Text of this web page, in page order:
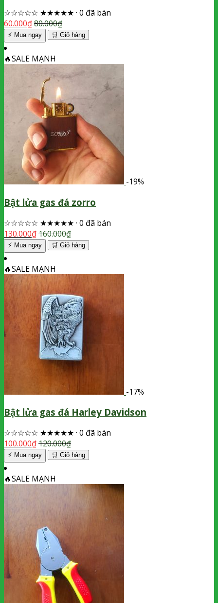
☆☆☆☆☆ ★★★★★ · 0 đã bán
60.000₫80.000₫
⚡ Mua ngay 🛒 Giỏ hàng
🔥SALE MẠNH
-19%
Bật lửa gas đá zorro
☆☆☆☆☆ ★★★★★ · 0 đã bán
130.000₫160.000₫
⚡ Mua ngay 🛒 Giỏ hàng
🔥SALE MẠNH
-17%
Bật lửa gas đá Harley Davidson
☆☆☆☆☆ ★★★★★ · 0 đã bán
100.000₫120.000₫
⚡ Mua ngay 🛒 Giỏ hàng
🔥SALE MẠNH